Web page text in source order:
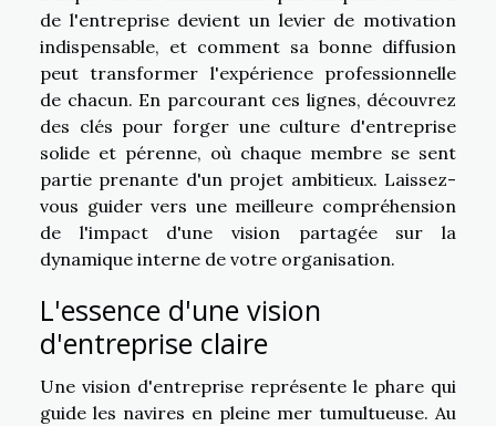
de l'entreprise devient un levier de motivation
indispensable, et comment sa bonne diffusion
peut transformer l'expérience professionnelle
de chacun. En parcourant ces lignes, découvrez
des clés pour forger une culture d'entreprise
solide et pérenne, où chaque membre se sent
partie prenante d'un projet ambitieux. Laissez-
vous guider vers une meilleure compréhension
de l'impact d'une vision partagée sur la
dynamique interne de votre organisation.
L'essence d'une vision
d'entreprise claire
Une vision d'entreprise représente le phare qui
guide les navires en pleine mer tumultueuse. Au